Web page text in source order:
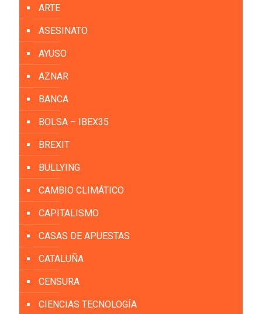
ARTE
ASESINATO
AYUSO
AZNAR
BANCA
BOLSA – IBEX35
BREXIT
BULLYING
CAMBIO CLIMÁTICO
CAPITALISMO
CASAS DE APUESTAS
CATALUÑA
CENSURA
CIENCIAS TECNOLOGÍA